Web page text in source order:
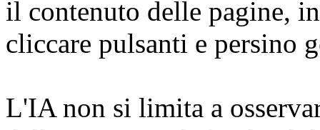
il contenuto delle pagine,
cliccare pulsanti e persino
L'IA non si limita a